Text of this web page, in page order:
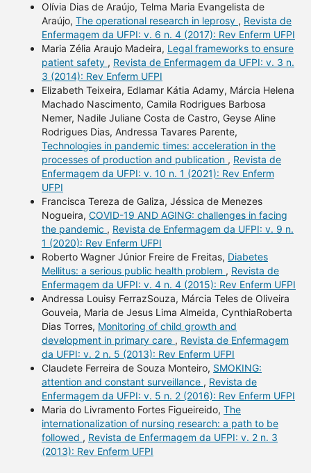
Olívia Dias de Araújo, Telma Maria Evangelista de
Araújo, The operational research in leprosy , Revista de
Enfermagem da UFPI: v. 6 n. 4 (2017): Rev Enferm UFPI
Maria Zélia Araujo Madeira, Legal frameworks to ensure
patient safety , Revista de Enfermagem da UFPI: v. 3 n.
3 (2014): Rev Enferm UFPI
Elizabeth Teixeira, Edlamar Kátia Adamy, Márcia Helena
Machado Nascimento, Camila Rodrigues Barbosa
Nemer, Nadile Juliane Costa de Castro, Geyse Aline
Rodrigues Dias, Andressa Tavares Parente,
Technologies in pandemic times: acceleration in the
processes of production and publication , Revista de
Enfermagem da UFPI: v. 10 n. 1 (2021): Rev Enferm
UFPI
Francisca Tereza de Galiza, Jéssica de Menezes
Nogueira, COVID-19 AND AGING: challenges in facing
the pandemic , Revista de Enfermagem da UFPI: v. 9 n.
1 (2020): Rev Enferm UFPI
Roberto Wagner Júnior Freire de Freitas, Diabetes
Mellitus: a serious public health problem , Revista de
Enfermagem da UFPI: v. 4 n. 4 (2015): Rev Enferm UFPI
Andressa Louisy FerrazSouza, Márcia Teles de Oliveira
Gouveia, Maria de Jesus Lima Almeida, CynthiaRoberta
Dias Torres, Monitoring of child growth and
development in primary care , Revista de Enfermagem
da UFPI: v. 2 n. 5 (2013): Rev Enferm UFPI
Claudete Ferreira de Souza Monteiro, SMOKING:
attention and constant surveillance , Revista de
Enfermagem da UFPI: v. 5 n. 2 (2016): Rev Enferm UFPI
Maria do Livramento Fortes Figueireido, The
internationalization of nursing research: a path to be
followed , Revista de Enfermagem da UFPI: v. 2 n. 3
(2013): Rev Enferm UFPI